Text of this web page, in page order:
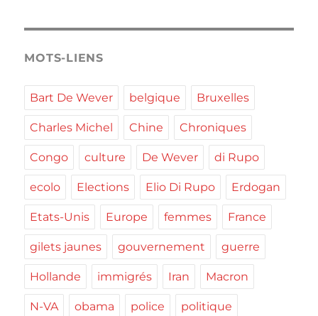
MOTS-LIENS
Bart De Wever belgique Bruxelles
Charles Michel Chine Chroniques
Congo culture De Wever di Rupo
ecolo Elections Elio Di Rupo Erdogan
Etats-Unis Europe femmes France
gilets jaunes gouvernement guerre
Hollande immigrés Iran Macron
N-VA obama police politique